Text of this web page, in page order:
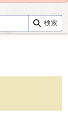
検索